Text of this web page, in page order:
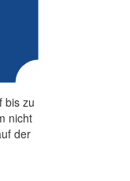
bis zu
nicht
der